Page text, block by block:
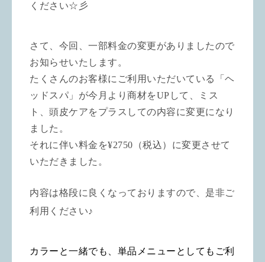
ください☆彡
さて、今回、一部料金の変更がありましたので
お知らせいたします。
たくさんのお客様にご利用いただいている「ヘ
ッドスパ」が今月より商材をUP して、ミス
ト、頭皮ケアをプラスしての内容に変更になり
ました。
それに伴い料金を¥2750 （税込）に変更させて
いただきました。
内容は格段に良くなっておりますので、是非ご
利用ください♪
カラーと一緒でも、単品メニューとしてもご利